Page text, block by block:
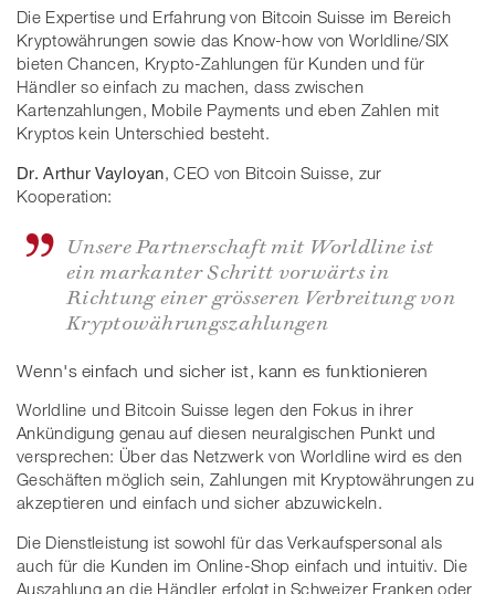
Die Expertise und Erfahrung von Bitcoin Suisse im Bereich
Kryptowährungen sowie das Know-how von Worldline/SIX
bieten Chancen, Krypto-Zahlungen für Kunden und für
Händler so einfach zu machen, dass zwischen
Kartenzahlungen, Mobile Payments und eben Zahlen mit
Kryptos kein Unterschied besteht.
Dr. Arthur Vayloyan , CEO von Bitcoin Suisse, zur
Kooperation:
Unsere Partnerschaft mit Worldline ist
ein markanter Schritt vorwärts in
Richtung einer grösseren Verbreitung von
Kryptowährungszahlungen
Wenn's einfach und sicher ist, kann es funktionieren
Worldline und Bitcoin Suisse legen den Fokus in ihrer
Ankündigung genau auf diesen neuralgischen Punkt und
versprechen: Über das Netzwerk von Worldline wird es den
Geschäften möglich sein, Zahlungen mit Kryptowährungen zu
akzeptieren und einfach und sicher abzuwickeln.
Die Dienstleistung ist sowohl für das Verkaufspersonal als
auch für die Kunden im Online-Shop einfach und intuitiv. Die
Auszahlung an die Händler erfolgt in Schweizer Franken oder